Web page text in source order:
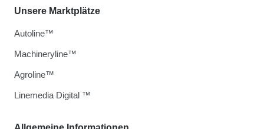
Unsere Marktplätze
Autoline™
Machineryline™
Agroline™
Linemedia Digital ™